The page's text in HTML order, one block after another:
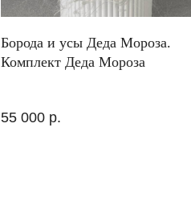
Борода и усы Деда Мороза.
Комплект Деда Мороза
55 000 р.